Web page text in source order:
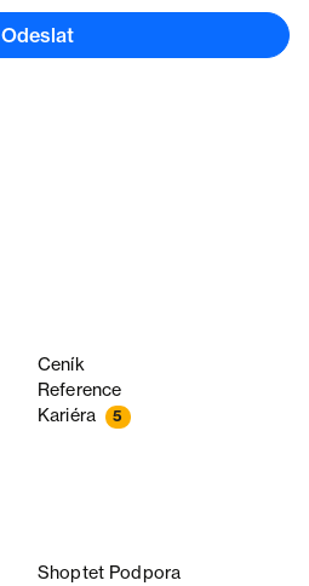
Odeslat
Ceník
Reference
Kariéra 5
Shoptet Podpora